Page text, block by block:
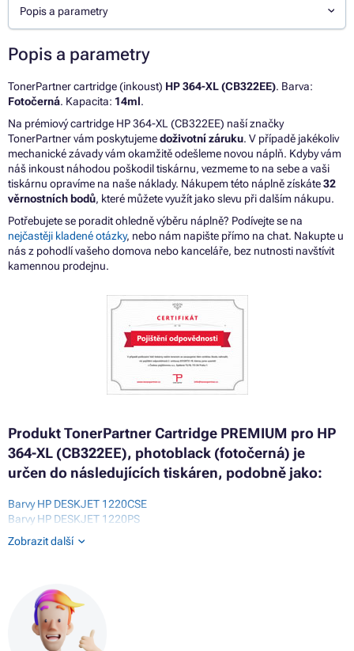
Popis a parametry
Popis a parametry
TonerPartner cartridge (inkoust) HP 364-XL (CB322EE). Barva:
Fotočerná. Kapacita: 14ml.
Na prémiový cartridge HP 364-XL (CB322EE) naší značky
TonerPartner vám poskytujemedoživotní záruku. V případě jakékoliv
mechanické závady vám okamžitě odešleme novou náplň. Kdyby vám
náš inkoust náhodou poškodil tiskárnu, vezmeme to na sebe a vaši
tiskárnu opravíme na naše náklady. Nákupem této náplně získáte32
věrnostních bodů, které můžete využít jako slevu při dalším nákupu.
Potřebujete se poradit ohledně výběru náplně? Podívejte se na
nejčastěji kladené otázky, nebo nám napište přímo na chat. Nakupte u
nás z pohodlí vašeho domova nebo kanceláře, bez nutnosti navštívit
kamennou prodejnu.
Produkt TonerPartner Cartridge PREMIUM pro HP
364-XL (CB322EE), photoblack (fotočerná) je
určen do následujících tiskáren, podobně jako:
Barvy HP DESKJET 1220CSE
Barvy HP DESKJET 1220PS
Barvy HP DESKJET 3070A
Barvy HP FAX 1220
Barvy HP PHOTOSMART 5510
Barvy HP PHOTOSMART 5510E ALL-IN-ONE
Barvy HP PHOTOSMART 5515
Barvy HP PHOTOSMART 5520
Zobrazit další